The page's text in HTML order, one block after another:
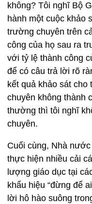
không? Tôi nghĩ Bộ
hành một cuộc khảo
trường chuyên trên
công của họ sau ra
với tỷ lệ thành công
để có câu trả lời rõ
kết quả khảo sát
chuyên không thành
thường thì tôi nghĩ
chuyên.
Cuối cùng, Nhà
thực hiện nhiều cải
lượng giáo dục tại
khẩu hiệu “đừng để
lời hô hào suông